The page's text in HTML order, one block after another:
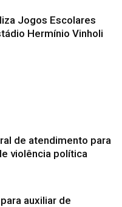
Jogos Escolares
Hermínio Vinholi
de atendimento para
violência política
auxiliar de